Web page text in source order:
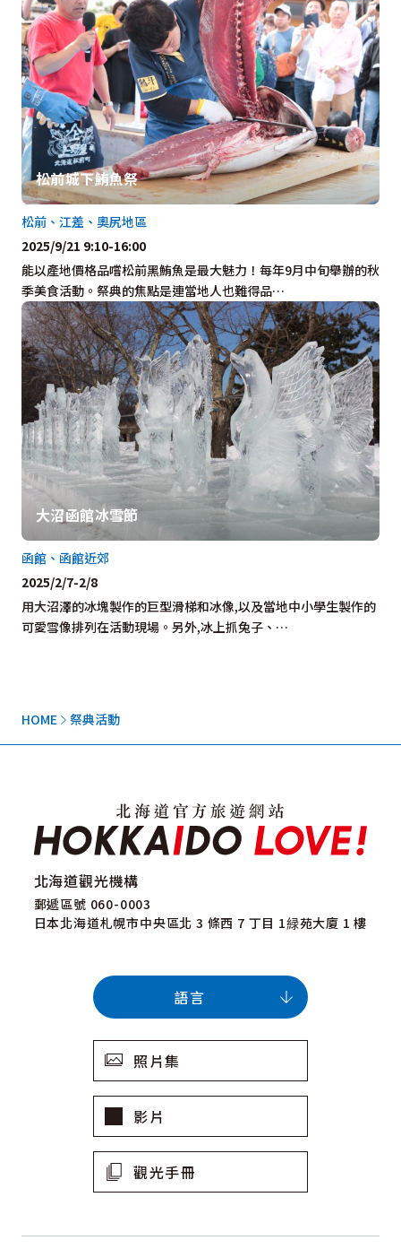
HOME 祭典活動
松前城下鮪魚祭
能以產地價格品嚐松前黑鮪魚是最大魅力！每年9月中旬舉辦的秋
季美食活動。祭典的焦點是連當地人也難得品…
松前、江差、奧尻地區
2025/9/21 9:10-16:00
大沼函館冰雪節
用大沼澤的冰塊製作的巨型滑梯和冰像,以及當地中小學生製作的
可愛雪像排列在活動現場。另外,冰上抓兔子、…
函館、函館近郊
2025/2/7-2/8
北海道觀光機構
郵遞區號 060-0003
日本北海道札幌市中央區北 3 條西 7 丁目 1緑苑大廈 1 樓
照片集
影片
觀光手冊
語言